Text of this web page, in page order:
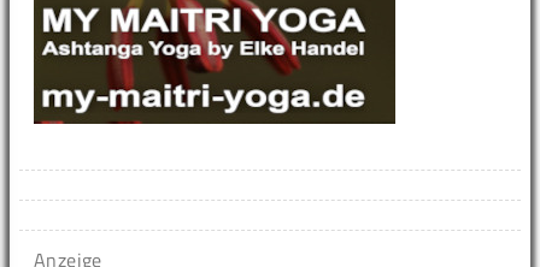
Anzeige